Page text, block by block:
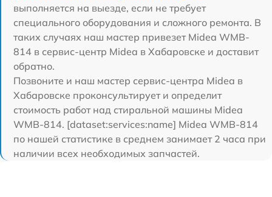
выполняется на выезде, если не требует
специального оборудования и сложного ремонта. В
таких случаях наш мастер привезет Midea WMB-
814 в сервис-центр Midea в Хабаровске и доставит
обратно.
Позвоните и наш мастер сервис-центра Midea в
Хабаровске проконсультирует и определит
стоимость работ над стиральной машины Midea
WMB-814. [dataset:services:name] Midea WMB-814
по нашей статистике в среднем занимает 2 часа при
наличии всех необходимых запчастей.